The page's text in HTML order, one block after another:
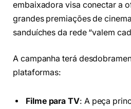
embaixadora visa conectar a
grandes premiações de
sanduíches da rede “valem
A campanha terá
plataformas:
Filme para TV: A peça